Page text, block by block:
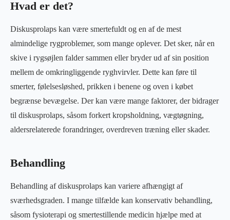
Hvad er det?
Diskusprolaps kan være smertefuldt og en af de mest
almindelige rygproblemer, som mange oplever. Det sker, når en
skive i rygsøjlen falder sammen eller bryder ud af sin position
mellem de omkringliggende ryghvirvler. Dette kan føre til
smerter, følelsesløshed, prikken i benene og oven i købet
begrænse bevægelse. Der kan være mange faktorer, der bidrager
til diskusprolaps, såsom forkert kropsholdning, vægtøgning,
aldersrelaterede forandringer, overdreven træning eller skader.
Behandling
Behandling af diskusprolaps kan variere afhængigt af
sværhedsgraden. I mange tilfælde kan konservativ behandling,
såsom fysioterapi og smertestillende medicin hjælpe med at